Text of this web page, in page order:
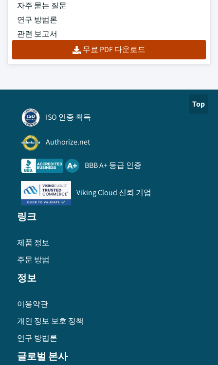
자주 묻는 질문
연구 방법론
관련 보고서
무료 PDF 다운로드
Top
ISO 인증 획득
Authorize.net
BBB A+ 등급 인증
Viking Cloud 신뢰 기업
링크
제품 정보
주문 방법
정보
이용약관
개인 정보 보호 정책
연구 방법론
글로벌 본사